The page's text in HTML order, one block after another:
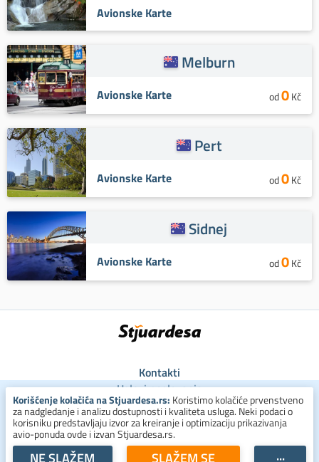
Avionske Karte
Melburn
Avionske Karte od0Kč
Pert
Avionske Karte od0Kč
Sidnej
Avionske Karte od0Kč
Kontakti
Uslovi poslovanja
Uslovi za kolačiće
Zaštita ličnih podataka
+381 800 300 137
Korišćenje kolačića na Stjuardesa.rs: Koristimo kolačiće prvenstveno
za nadgledanje i analizu dostupnosti i kvaliteta usluga. Neki podaci o
korisniku predstavljaju izvor za kreiranje i optimizaciju prikazivanja
avio-ponuda ovde i izvan Stjuardesa.rs.
NE SLAŽEM SLAŽEM SE ···